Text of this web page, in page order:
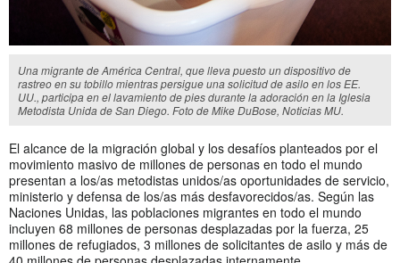
Una migrante de América Central, que lleva puesto un dispositivo de
rastreo en su tobillo mientras persigue una solicitud de asilo en los EE.
UU., participa en el lavamiento de pies durante la adoración en la Iglesia
Metodista Unida de San Diego. Foto de Mike DuBose, Noticias MU.
El alcance de la migración global y los desafíos planteados por el
movimiento masivo de millones de personas en todo el mundo
presentan a los/as metodistas unidos/as oportunidades de servicio,
ministerio y defensa de los/as más desfavorecidos/as. Según las
Naciones Unidas, las poblaciones migrantes en todo el mundo
incluyen 68 millones de personas desplazadas por la fuerza, 25
millones de refugiados, 3 millones de solicitantes de asilo y más de